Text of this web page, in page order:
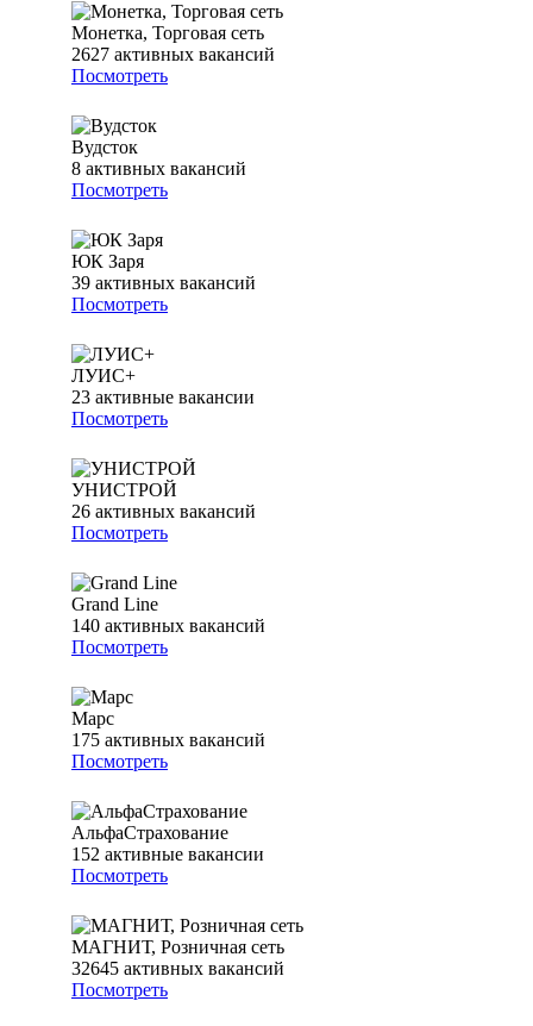
Монетка, Торговая сеть
2627 активных вакансий
Посмотреть
Вудсток
8 активных вакансий
Посмотреть
ЮК Заря
39 активных вакансий
Посмотреть
ЛУИС+
23 активные вакансии
Посмотреть
УНИСТРОЙ
26 активных вакансий
Посмотреть
Grand Line
140 активных вакансий
Посмотреть
Марс
175 активных вакансий
Посмотреть
АльфаСтрахование
152 активные вакансии
Посмотреть
МАГНИТ, Розничная сеть
32645 активных вакансий
Посмотреть